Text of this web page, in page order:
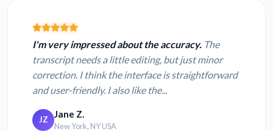
I'm very impressed about the accuracy. The
transcript needs a little editing, but just minor
correction. I think the interface is straightforward
and user-friendly. I also like the...
JZ Jane Z.
New York, NY USA